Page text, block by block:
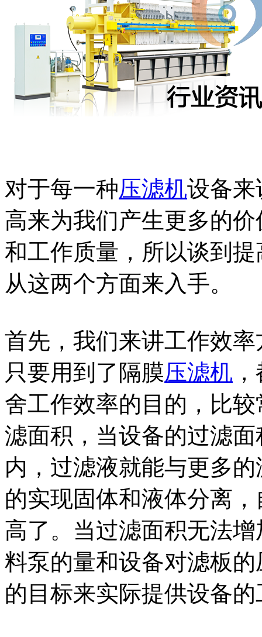
对于每一种压滤机设备来
高来为我们产生更多的
和工作质量，所以谈到提
从这两个方面来入手。
首先，我们来讲工作效
只要用到了隔膜压滤机
舍工作效率的目的，比
滤面积，当设备的过滤
内，过滤液就能与更多
的实现固体和液体分离
高了。当过滤面积无法
料泵的量和设备对滤板
的目标来实际提供设备